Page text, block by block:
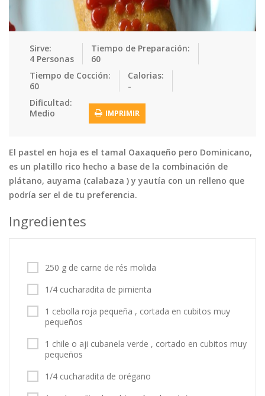
Pizzas Platos Fue…
Postres Recetas de… Recetas Do… Recetas Fá…
Recetas Ke… Recetas Me…
Sandwiches Snacks
Tacos
Tortas Vegetales
Vegetarian…
Recetas
Contáctanos
Sirve:
4 Personas
Tiempo de Preparación:
60
Tiempo de Cocción:
60
Calorias:
-
Dificultad:
Medio
IMPRIMIR
El pastel en hoja es el tamal Oaxaqueño pero Dominicano,
es un platillo rico hecho a base de la combinación de
plátano, auyama (calabaza ) y yautía con un relleno que
podría ser el de tu preferencia.
Ingredientes
250 g de carne de rés molida
1/4 cucharadita de pimienta
1 cebolla roja pequeña , cortada en cubitos muy
pequeños
1 chile o aji cubanela verde , cortado en cubitos muy
pequeños
1/4 cucharadita de orégano